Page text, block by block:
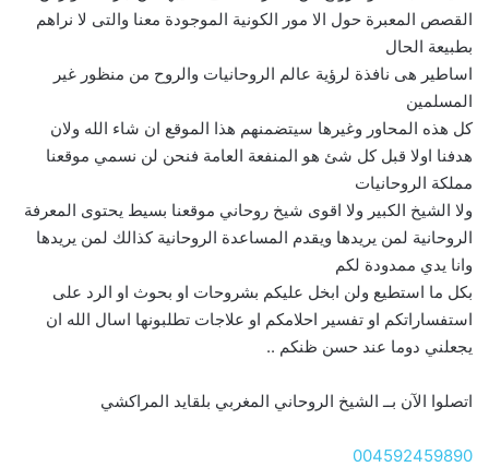
القصص المعبرة حول الا مور الكونية الموجودة معنا والتى لا نراهم
بطبيعة الحال
اساطير هى نافذة لرؤية عالم الروحانيات والروح من منظور غير
المسلمين
كل هذه المحاور وغيرها سيتضمنهم هذا الموقع ان شاء الله ولان
هدفنا اولا قبل كل شئ هو المنفعة العامة فنحن لن نسمي موقعنا
مملكة الروحانيات
ولا الشيخ الكبير ولا اقوى شيخ روحاني موقعنا بسيط يحتوى المعرفة
الروحانية لمن يريدها ويقدم المساعدة الروحانية كذالك لمن يريدها
وانا يدي ممدودة لكم
بكل ما استطيع ولن ابخل عليكم بشروحات او بحوث او الرد على
استفساراتكم او تفسير احلامكم او علاجات تطلبونها اسال الله ان
يجعلني دوما عند حسن ظنكم ..
اتصلوا الآن بــ الشيخ الروحاني المغربي بلقايد المراكشي
004592459890